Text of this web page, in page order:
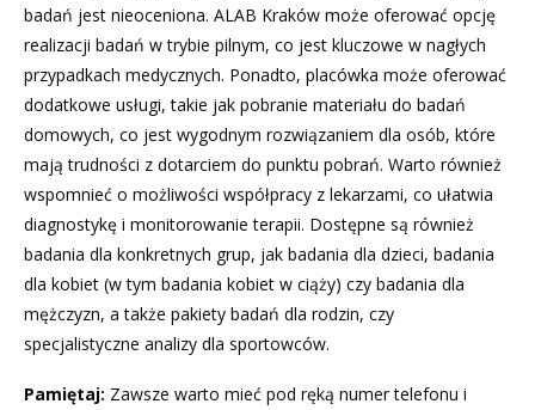
badań jest nieoceniona. ALAB Kraków może oferować opcję
realizacji badań w trybie pilnym, co jest kluczowe w nagłych
przypadkach medycznych. Ponadto, placówka może oferować
dodatkowe usługi, takie jak pobranie materiału do badań
domowych, co jest wygodnym rozwiązaniem dla osób, które
mają trudności z dotarciem do punktu pobrań. Warto również
wspomnieć o możliwości współpracy z lekarzami, co ułatwia
diagnostykę i monitorowanie terapii. Dostępne są również
badania dla konkretnych grup, jak badania dla dzieci, badania
dla kobiet (w tym badania kobiet w ciąży) czy badania dla
mężczyzn, a także pakiety badań dla rodzin, czy
specjalistyczne analizy dla sportowców.
Pamiętaj: Zawsze warto mieć pod ręką numer telefonu i